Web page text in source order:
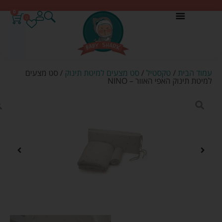
0
עמוד הבית / טקסטיל / סט מצעים למיטת תינוק / סט מצעים
למיטת תינוק האפי האוור – NINO